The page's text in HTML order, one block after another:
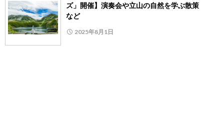
ズ」開催】演奏会や立山の自然を学ぶ散策
など
2025年8月1日